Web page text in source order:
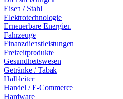
Eisen / Stahl
Elektrotechnologie
Erneuerbare Energien
Fahrzeuge
Finanzdienstleistungen
Freizeitprodukte
Gesundheitswesen
Getränke / Tabak
Halbleiter
Handel / E-Commerce
Hardware